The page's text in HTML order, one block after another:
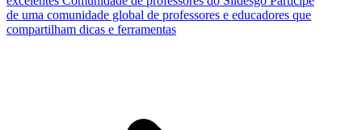
de uma comunidade global de professores e educadores que
compartilham dicas e ferramentas